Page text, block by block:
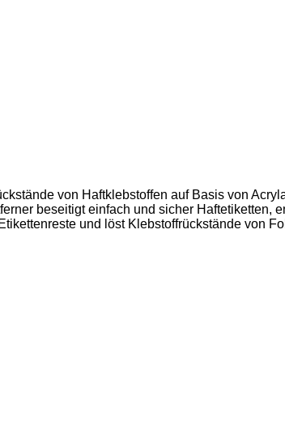
von Haftklebstoffen auf Basis von
beseitigt einfach und sicher Haftetiketten,
und löst Klebstoffrückstände von